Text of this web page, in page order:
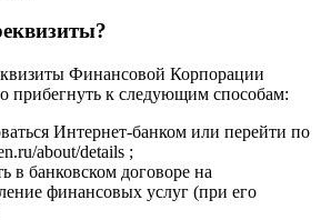
Финансовой Корпорации
прибегнуть к следующим способам:
Интернет-банком или перейти по
about/details ;
в банковском договоре на
финансовых услуг (при его